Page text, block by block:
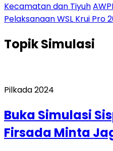
Kecamatan dan Tiyuh
Pelaksanaan WSL Krui Pro
TopikSimulasi
Pilkada 2024
Buka Simulasi
Firsada Minta